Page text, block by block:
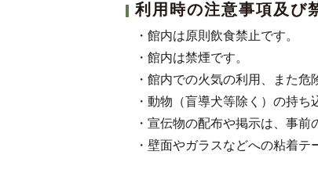
利用時の注意事項及び
・館内は原則飲食禁止です。
・館内は禁煙です。
・館内での火気の利用、また
・動物（盲導犬等除く）の持ち
・宣伝物の配布や掲示は、事前
・壁面やガラスなどへの粘着テ